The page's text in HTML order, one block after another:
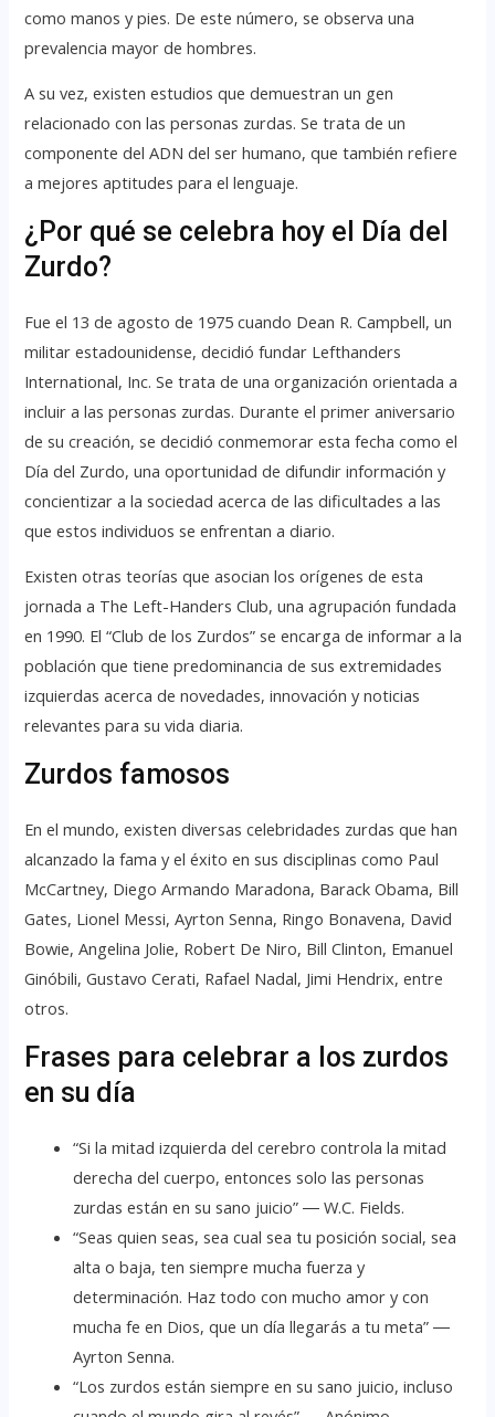
como manos y pies. De este número, se observa una
prevalencia mayor de hombres.
A su vez, existen estudios que demuestran un gen
relacionado con las personas zurdas. Se trata de un
componente del ADN del ser humano, que también refiere
a mejores aptitudes para el lenguaje.
¿Por qué se celebra hoy el Día del
Zurdo?
Fue el 13 de agosto de 1975 cuando Dean R. Campbell, un
militar estadounidense, decidió fundar Lefthanders
International, Inc. Se trata de una organización orientada a
incluir a las personas zurdas. Durante el primer aniversario
de su creación, se decidió conmemorar esta fecha como el
Día del Zurdo, una oportunidad de difundir información y
concientizar a la sociedad acerca de las dificultades a las
que estos individuos se enfrentan a diario.
Existen otras teorías que asocian los orígenes de esta
jornada a The Left-Handers Club, una agrupación fundada
en 1990. El “Club de los Zurdos” se encarga de informar a la
población que tiene predominancia de sus extremidades
izquierdas acerca de novedades, innovación y noticias
relevantes para su vida diaria.
Zurdos famosos
En el mundo, existen diversas celebridades zurdas que han
alcanzado la fama y el éxito en sus disciplinas como Paul
McCartney, Diego Armando Maradona, Barack Obama, Bill
Gates, Lionel Messi, Ayrton Senna, Ringo Bonavena, David
Bowie, Angelina Jolie, Robert De Niro, Bill Clinton, Emanuel
Ginóbili, Gustavo Cerati, Rafael Nadal, Jimi Hendrix, entre
otros.
Frases para celebrar a los zurdos
en su día
“Si la mitad izquierda del cerebro controla la mitad
derecha del cuerpo, entonces solo las personas
zurdas están en su sano juicio” ― W.C. Fields.
“Seas quien seas, sea cual sea tu posición social, sea
alta o baja, ten siempre mucha fuerza y
determinación. Haz todo con mucho amor y con
mucha fe en Dios, que un día llegarás a tu meta” ―
Ayrton Senna.
“Los zurdos están siempre en su sano juicio, incluso